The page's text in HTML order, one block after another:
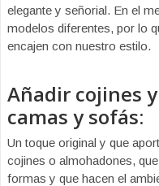
elegante y señorial. En el
modelos diferentes, por lo
encajen con nuestro estilo.
Añadir cojines
camas y sofás:
Un toque original y que
cojines o almohadones,
formas y que hacen el